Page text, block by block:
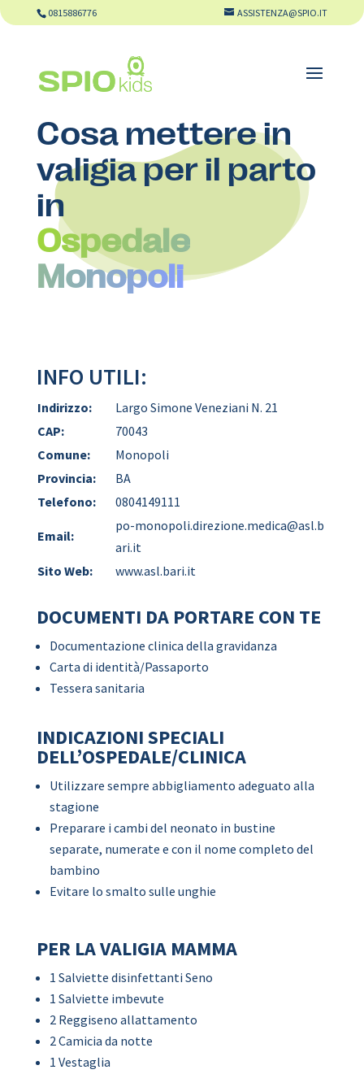
0815886776 ASSISTENZA@SPIO.IT
Cosa mettere in
valigia per il parto
in
Ospedale
Monopoli
INFO UTILI:
Indirizzo:
Largo Simone Veneziani N. 21
CAP:
70043
Comune:
Monopoli
Provincia:
BA
Telefono:
0804149111
Email:
po-monopoli.direzione.medica@asl.b
ari.it
Sito Web:
www.asl.bari.it
DOCUMENTI DA PORTARE CON TE
Documentazione clinica della gravidanza
Carta di identità/Passaporto
Tessera sanitaria
INDICAZIONI SPECIALI
DELL’OSPEDALE/CLINICA
Utilizzare sempre abbigliamento adeguato alla
stagione
Preparare i cambi del neonato in bustine
separate, numerate e con il nome completo del
bambino
Evitare lo smalto sulle unghie
PER LA VALIGIA MAMMA
1 Salviette disinfettanti Seno
1 Salviette imbevute
2 Reggiseno allattamento
2 Camicia da notte
1 Vestaglia